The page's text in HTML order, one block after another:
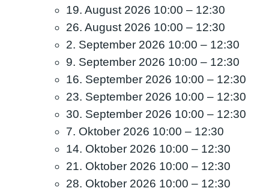
19. August 2026 10:00 – 12:30
26. August 2026 10:00 – 12:30
2. September 2026 10:00 – 12:30
9. September 2026 10:00 – 12:30
16. September 2026 10:00 – 12:30
23. September 2026 10:00 – 12:30
30. September 2026 10:00 – 12:30
7. Oktober 2026 10:00 – 12:30
14. Oktober 2026 10:00 – 12:30
21. Oktober 2026 10:00 – 12:30
28. Oktober 2026 10:00 – 12:30